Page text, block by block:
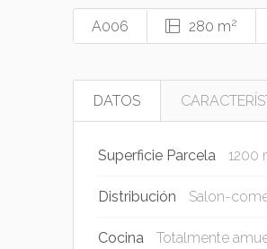
A006 280 m2
DATOS
Superficie Parcela 1200
Distribución Salon-
Cocina Totalmente